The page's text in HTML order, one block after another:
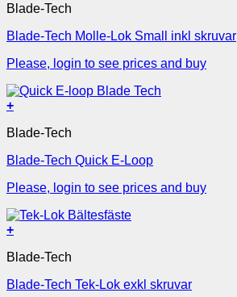
Blade-Tech
Blade-Tech Molle-Lok Small inkl skruvar
Please, login to see prices and buy
+
Blade-Tech
Blade-Tech Quick E-Loop
Please, login to see prices and buy
+
Blade-Tech
Blade-Tech Tek-Lok exkl skruvar